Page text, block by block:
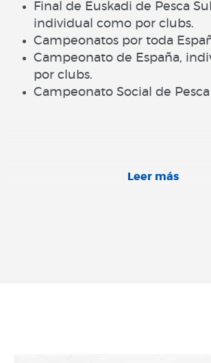
Final de Euskadi de Pesca
individual como por clubs.
Campeonatos por toda
Campeonato de España,
por clubs.
Campeonato Social de
Leer más